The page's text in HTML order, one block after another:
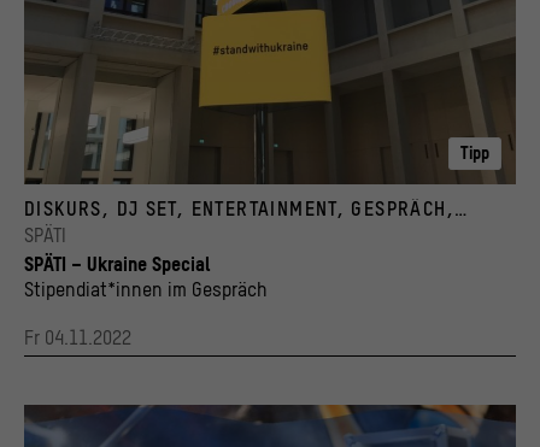
Tipp
DISKURS, DJ SET, ENTERTAINMENT, GESPRÄCH,
LITERATUR, PERFORMANCE
SPÄTI
SPÄTI – Ukraine Special
Stipendiat*innen im Gespräch
Fr 04.11.2022